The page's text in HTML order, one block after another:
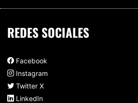
REDES SOCIALES
Facebook
Instagram
Twitter X
LinkedIn